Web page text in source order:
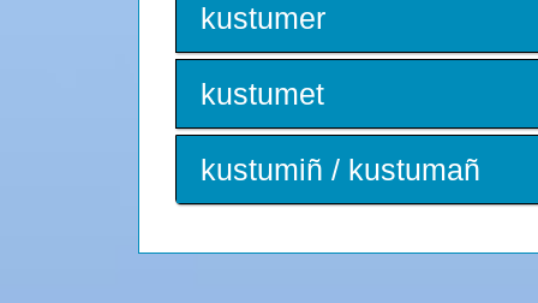
kustumer
kustumet
kustumiñ / kustumañ